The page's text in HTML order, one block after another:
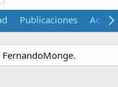
Publicaciones Acerca